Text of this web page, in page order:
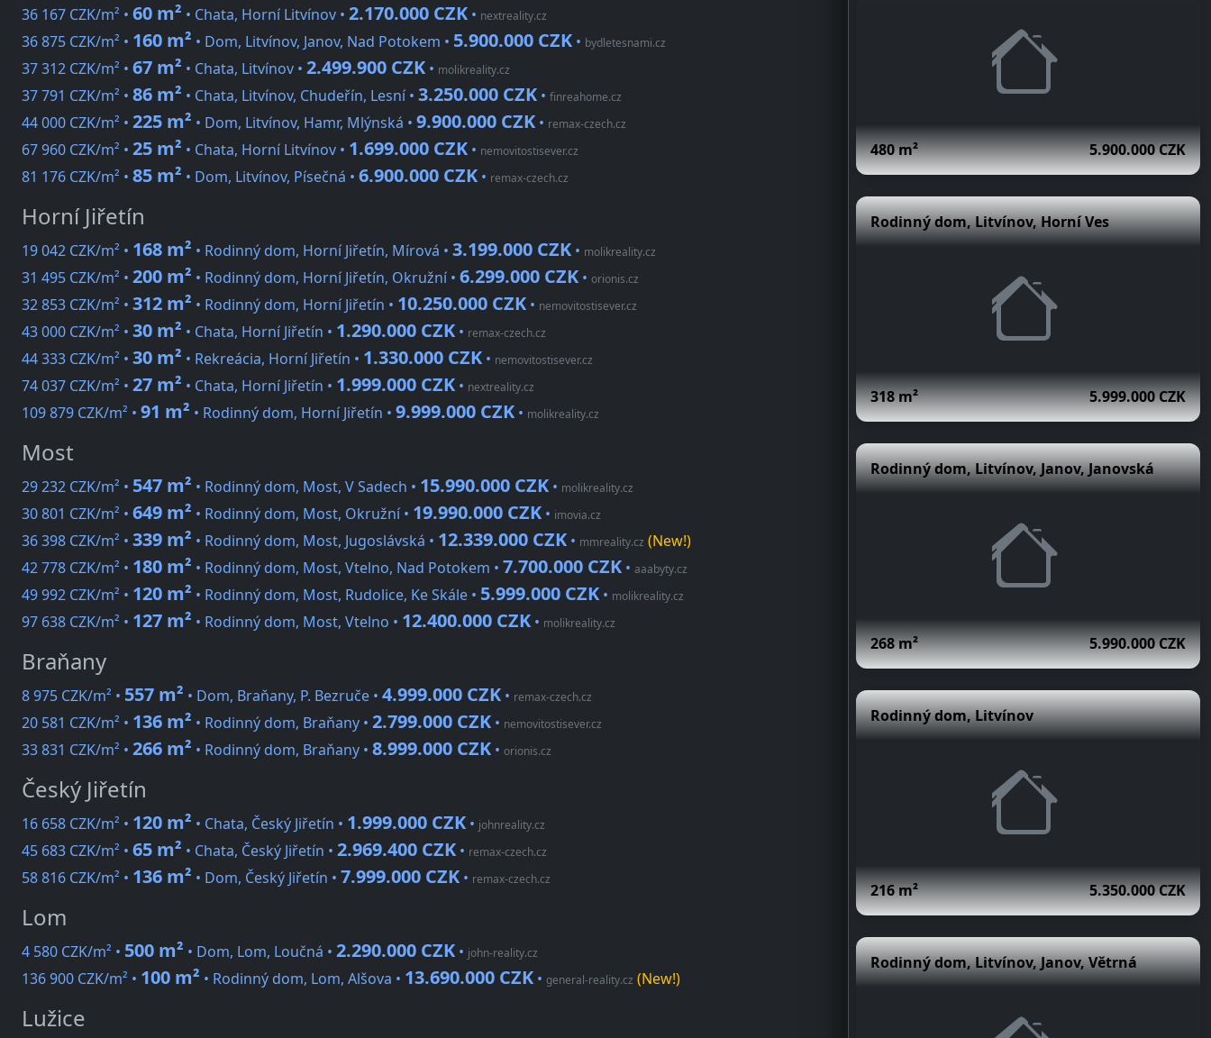
36 167 CZK/m² • 60 m² • Chata, Horní Litvínov • 2.170.000 CZK • nextreality.cz
36 875 CZK/m² • 160 m² • Dom, Litvínov, Janov, Nad Potokem • 5.900.000 CZK • bydletesnami.cz
37 312 CZK/m² • 67 m² • Chata, Litvínov • 2.499.900 CZK • molikreality.cz
37 791 CZK/m² • 86 m² • Chata, Litvínov, Chudeřín, Lesní • 3.250.000 CZK • finreahome.cz
44 000 CZK/m² • 225 m² • Dom, Litvínov, Hamr, Mlýnská • 9.900.000 CZK • remax-czech.cz
67 960 CZK/m² • 25 m² • Chata, Horní Litvínov • 1.699.000 CZK • nemovitostisever.cz
81 176 CZK/m² • 85 m² • Dom, Litvínov, Písečná • 6.900.000 CZK • remax-czech.cz
Horní Jiřetín
19 042 CZK/m² • 168 m² • Rodinný dom, Horní Jiřetín, Mírová • 3.199.000 CZK • molikreality.cz
31 495 CZK/m² • 200 m² • Rodinný dom, Horní Jiřetín, Okružní • 6.299.000 CZK • orionis.cz
32 853 CZK/m² • 312 m² • Rodinný dom, Horní Jiřetín • 10.250.000 CZK • nemovitostisever.cz
43 000 CZK/m² • 30 m² • Chata, Horní Jiřetín • 1.290.000 CZK • remax-czech.cz
44 333 CZK/m² • 30 m² • Rekreácia, Horní Jiřetín • 1.330.000 CZK • nemovitostisever.cz
74 037 CZK/m² • 27 m² • Chata, Horní Jiřetín • 1.999.000 CZK • nextreality.cz
109 879 CZK/m² • 91 m² • Rodinný dom, Horní Jiřetín • 9.999.000 CZK • molikreality.cz
Most
29 232 CZK/m² • 547 m² • Rodinný dom, Most, V Sadech • 15.990.000 CZK • molikreality.cz
30 801 CZK/m² • 649 m² • Rodinný dom, Most, Okružní • 19.990.000 CZK • imovia.cz
36 398 CZK/m² • 339 m² • Rodinný dom, Most, Jugoslávská • 12.339.000 CZK • mmreality.cz (New!)
42 778 CZK/m² • 180 m² • Rodinný dom, Most, Vtelno, Nad Potokem • 7.700.000 CZK • aaabyty.cz
49 992 CZK/m² • 120 m² • Rodinný dom, Most, Rudolice, Ke Skále • 5.999.000 CZK • molikreality.cz
97 638 CZK/m² • 127 m² • Rodinný dom, Most, Vtelno • 12.400.000 CZK • molikreality.cz
Braňany
8 975 CZK/m² • 557 m² • Dom, Braňany, P. Bezruče • 4.999.000 CZK • remax-czech.cz
20 581 CZK/m² • 136 m² • Rodinný dom, Braňany • 2.799.000 CZK • nemovitostisever.cz
33 831 CZK/m² • 266 m² • Rodinný dom, Braňany • 8.999.000 CZK • orionis.cz
Český Jiřetín
16 658 CZK/m² • 120 m² • Chata, Český Jiřetín • 1.999.000 CZK • johnreality.cz
45 683 CZK/m² • 65 m² • Chata, Český Jiřetín • 2.969.400 CZK • remax-czech.cz
58 816 CZK/m² • 136 m² • Dom, Český Jiřetín • 7.999.000 CZK • remax-czech.cz
Lom
4 580 CZK/m² • 500 m² • Dom, Lom, Loučná • 2.290.000 CZK • john-reality.cz
136 900 CZK/m² • 100 m² • Rodinný dom, Lom, Alšova • 13.690.000 CZK • general-reality.cz (New!)
Lužice